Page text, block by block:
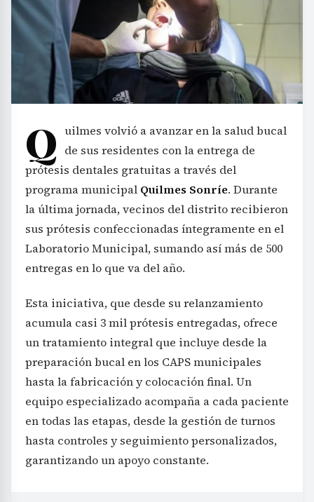
Q uilmes volvió a avanzar en la salud bucal
de sus residentes con la entrega de
prótesis dentales gratuitas a través del
programa municipal Quilmes Sonríe. Durante
la última jornada, vecinos del distrito recibieron
sus prótesis confeccionadas íntegramente en el
Laboratorio Municipal, sumando así más de 500
entregas en lo que va del año.
Esta iniciativa, que desde su relanzamiento
acumula casi 3 mil prótesis entregadas, ofrece
un tratamiento integral que incluye desde la
preparación bucal en los CAPS municipales
hasta la fabricación y colocación final. Un
equipo especializado acompaña a cada paciente
en todas las etapas, desde la gestión de turnos
hasta controles y seguimiento personalizados,
garantizando un apoyo constante.